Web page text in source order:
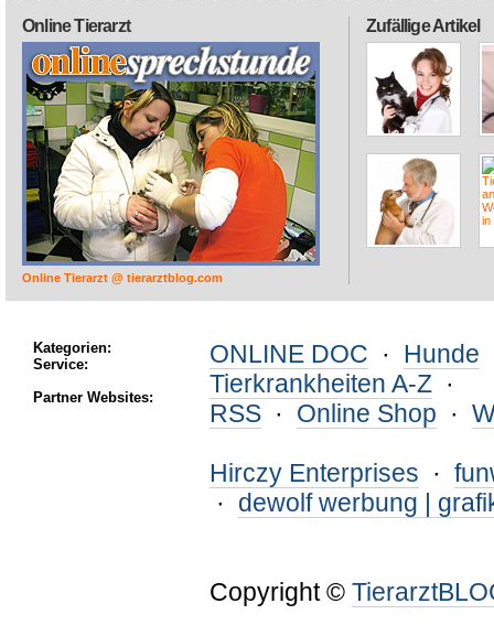
Zufällige Artikel
Online Tierarzt
Online Tierarzt @ tierarztblog.com
Kategorien:
Service:
Partner Websites:
ONLINE DOC · Hunde
Tierkrankheiten A-Z ·
RSS · Online Shop ·
Hirczy Enterprises ·
· dewolf werbung |
Copyright ©